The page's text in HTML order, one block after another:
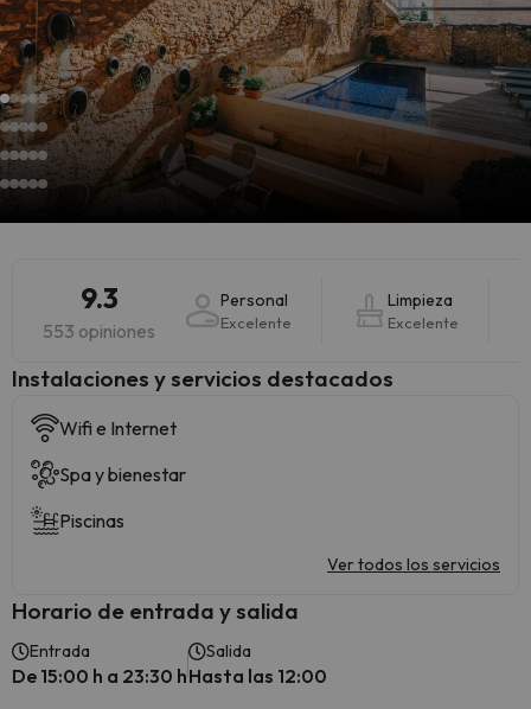
9.3
553 opiniones
Personal
Excelente
Limpieza
Excelente
Instalaciones y servicios destacados
Wifi e Internet
Spa y bienestar
Piscinas
Ver todos los servicios
Horario de entrada y salida
Entrada
De 15:00 h a 23:30 h
Salida
Hasta las 12:00